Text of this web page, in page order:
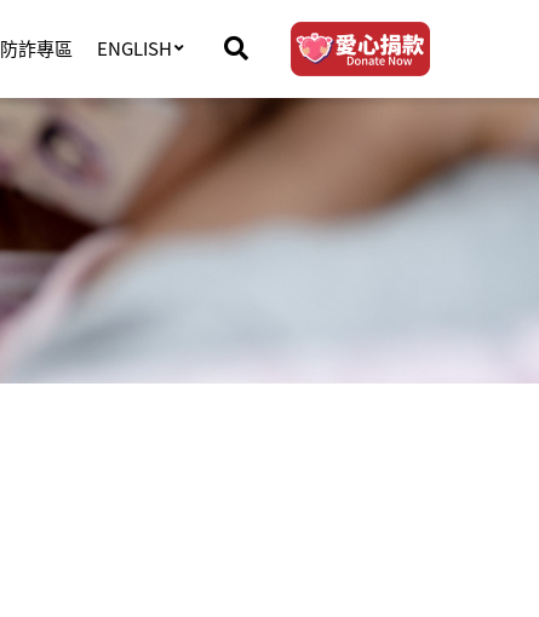
防詐專區 ENGLISH